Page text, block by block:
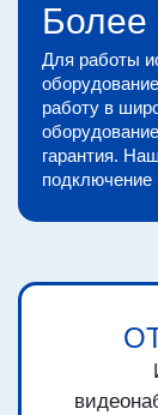
Более
Для работы
работу в
гарантия.
подключение